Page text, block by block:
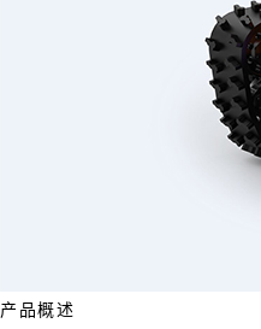
产品概述